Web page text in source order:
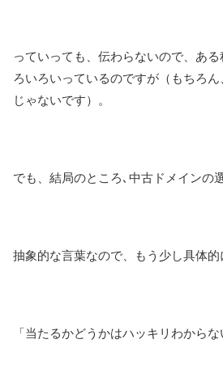
っていっても、伝わらないので、あ
ろいろいっているのですが（もちろ
じゃないです）。
でも、結局のところ､中古ドメインの
抽象的な言葉なので、もう少し具体的
「当たるかどうかはハッキリわからな